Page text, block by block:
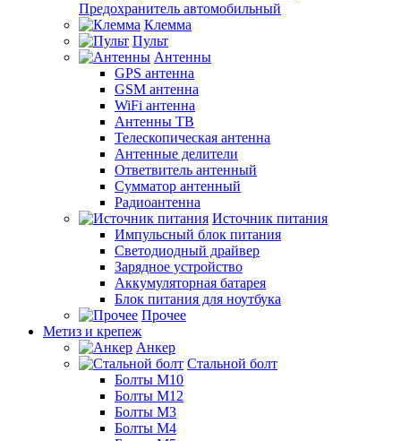
Предохранитель автомобильный
Клемма
Пульт
Антенны
GPS антенна
GSM антенна
WiFi антенна
Антенны ТВ
Телескопическая антенна
Антенные делители
Ответвитель антенный
Сумматор антенный
Радиоантенна
Источник питания
Импульсный блок питания
Светодиодный драйвер
Зарядное устройство
Аккумуляторная батарея
Блок питания для ноутбука
Прочее
Метиз и крепеж
Анкер
Стальной болт
Болты М10
Болты М12
Болты М3
Болты М4